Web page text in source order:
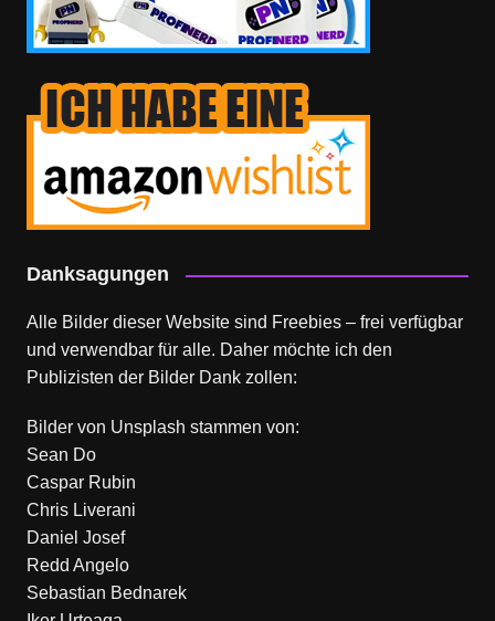
Danksagungen
Alle Bilder dieser Website sind Freebies – frei verfügbar
und verwendbar für alle. Daher möchte ich den
Publizisten der Bilder Dank zollen:
Bilder von Unsplash stammen von:
Sean Do
Caspar Rubin
Chris Liverani
Daniel Josef
Redd Angelo
Sebastian Bednarek